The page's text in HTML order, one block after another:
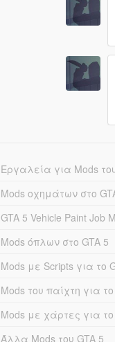
Εργαλεία για Mods
Mods οχημάτων στο
GTA 5 Vehicle Paint Job
Mods όπλων στο GTA 5
Mods με Scripts για το
Mods του παίχτη για το
Mods με χάρτες για το
Άλλα Mods του GTA 5